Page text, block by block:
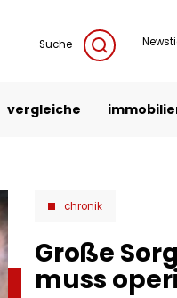
Suche
vergleiche
chronik
Große
muss